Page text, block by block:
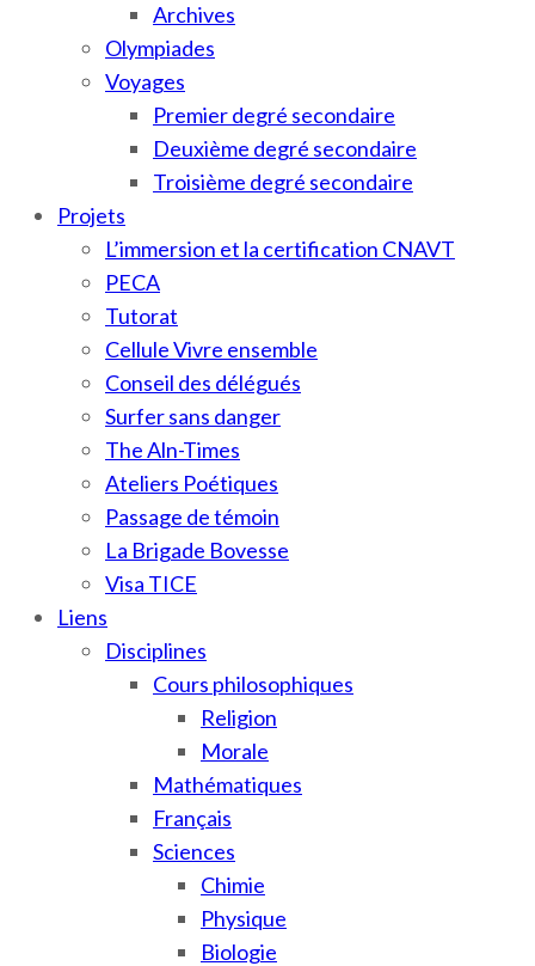
Archives
Olympiades
Voyages
Premier degré secondaire
Deuxième degré secondaire
Troisième degré secondaire
Projets
L’immersion et la certification CNAVT
PECA
Tutorat
Cellule Vivre ensemble
Conseil des délégués
Surfer sans danger
The Aln-Times
Ateliers Poétiques
Passage de témoin
La Brigade Bovesse
Visa TICE
Liens
Disciplines
Cours philosophiques
Religion
Morale
Mathématiques
Français
Sciences
Chimie
Physique
Biologie